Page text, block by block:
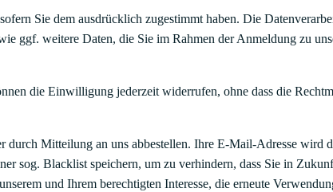
Sie dem ausdrücklich zugestimmt haben. Die
ggf. weitere Daten, die Sie im Rahmen der Anmeldung zu
die Einwilligung jederzeit widerrufen, ohne dass die
Mitteilung an uns abbestellen. Ihre E-Mail-Adresse wird
sog. Blacklist speichern, um zu verhindern, dass Sie in
und Ihrem berechtigten Interesse, die erneute